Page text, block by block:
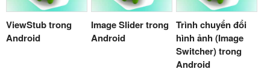
ViewStub trong
Android
Image Slider trong
Android
Trình chuyển đổi
hình ảnh (Image
Switcher) trong
Android